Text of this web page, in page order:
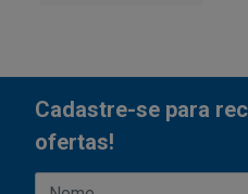
Cadastre-se para
ofertas!